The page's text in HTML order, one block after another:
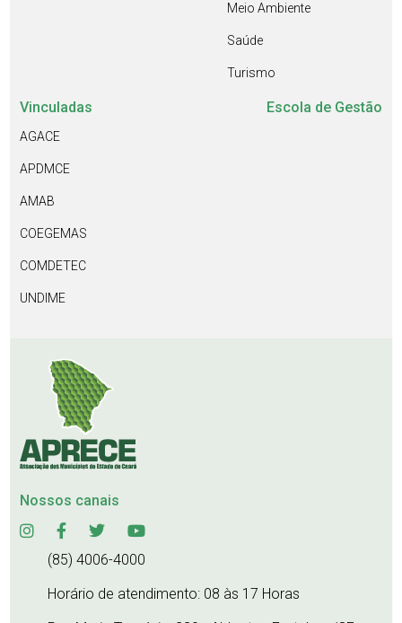
Meio Ambiente
Saúde
Turismo
Vinculadas
AGACE
APDMCE
AMAB
COEGEMAS
COMDETEC
UNDIME
Escola de Gestão
Nossos canais
(85) 4006-4000
Horário de atendimento: 08 às 17 Horas